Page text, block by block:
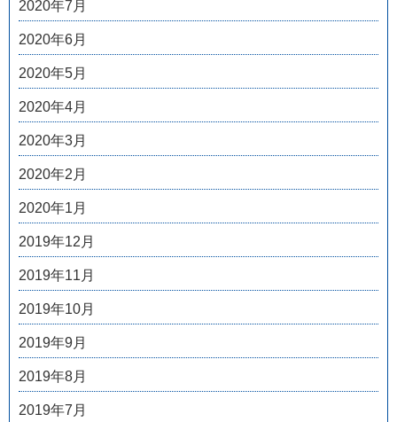
2020年7月
2020年6月
2020年5月
2020年4月
2020年3月
2020年2月
2020年1月
2019年12月
2019年11月
2019年10月
2019年9月
2019年8月
2019年7月